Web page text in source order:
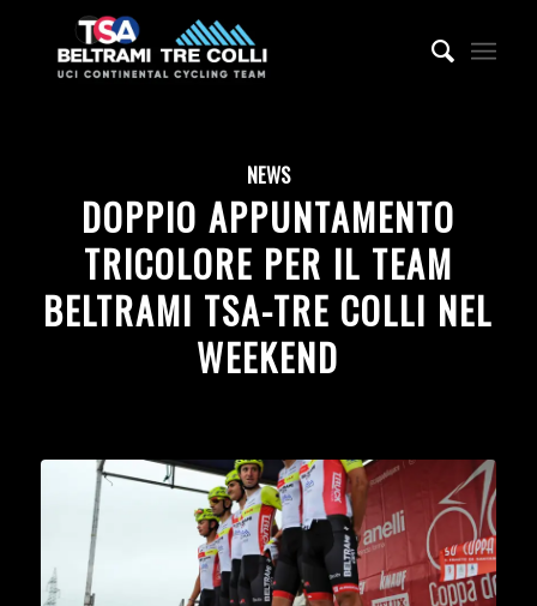
NEWS
DOPPIO APPUNTAMENTO
TRICOLORE PER IL TEAM
BELTRAMI TSA-TRE COLLI NEL
WEEKEND